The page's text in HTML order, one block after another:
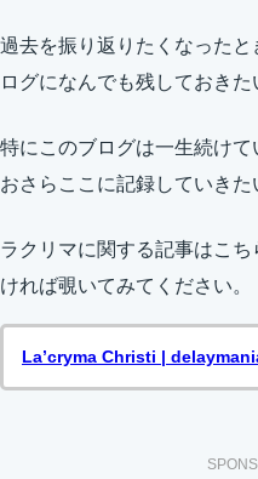
過去を振り返りたくなった
ログになんでも残しておきた
特にこのブログは一生続け
おさらここに記録していきた
ラクリマに関する記事はこ
ければ覗いてみてください。
La’cryma Christi |